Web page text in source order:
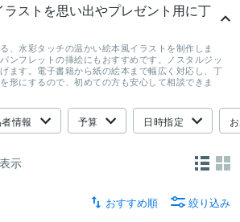
ストを思い出やプレゼント用に丁
、水彩タッチの温かい絵本風イラストを制作しま
ンフレットの挿絵にもおすすめです。ノスタルジッ
ます。電子書籍から紙の絵本まで幅広く対応し、丁
形にするので、初めての方も安心して相談できま
情報 予算 日時指定
示
おすすめ順 絞り込み